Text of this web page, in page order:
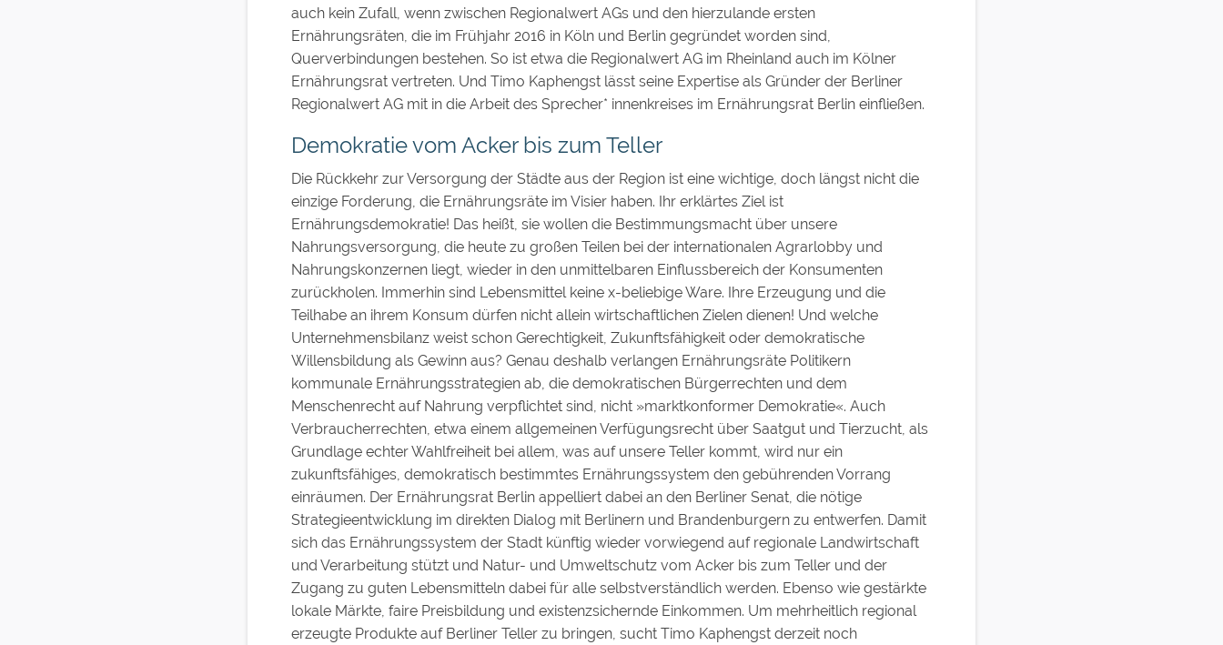
auch kein Zufall, wenn zwischen Regionalwert AGs und den hierzulande ersten
Ernährungsräten, die im Frühjahr 2016 in Köln und Berlin gegründet worden sind,
Querverbindungen bestehen. So ist etwa die Regionalwert AG im Rheinland auch im Kölner
Ernährungsrat vertreten. Und Timo Kaphengst lässt seine Expertise als Gründer der Berliner
Regionalwert AG mit in die Arbeit des Sprecher* innenkreises im Ernährungsrat Berlin einfließen.
Demokratie vom Acker bis zum Teller
Die Rückkehr zur Versorgung der Städte aus der Region ist eine wichtige, doch längst nicht die
einzige Forderung, die Ernährungsräte im Visier haben. Ihr erklärtes Ziel ist
Ernährungsdemokratie! Das heißt, sie wollen die Bestimmungsmacht über unsere
Nahrungsversorgung, die heute zu großen Teilen bei der internationalen Agrarlobby und
Nahrungskonzernen liegt, wieder in den unmittelbaren Einflussbereich der Konsumenten
zurückholen. Immerhin sind Lebensmittel keine x-beliebige Ware. Ihre Erzeugung und die
Teilhabe an ihrem Konsum dürfen nicht allein wirtschaftlichen Zielen dienen! Und welche
Unternehmensbilanz weist schon Gerechtigkeit, Zukunftsfähigkeit oder demokratische
Willensbildung als Gewinn aus? Genau deshalb verlangen Ernährungsräte Politikern
kommunale Ernährungsstrategien ab, die demokratischen Bürgerrechten und dem
Menschenrecht auf Nahrung verpflichtet sind, nicht »marktkonformer Demokratie«. Auch
Verbraucherrechten, etwa einem allgemeinen Verfügungsrecht über Saatgut und Tierzucht, als
Grundlage echter Wahlfreiheit bei allem, was auf unsere Teller kommt, wird nur ein
zukunftsfähiges, demokratisch bestimmtes Ernährungssystem den gebührenden Vorrang
einräumen. Der Ernährungsrat Berlin appelliert dabei an den Berliner Senat, die nötige
Strategieentwicklung im direkten Dialog mit Berlinern und Brandenburgern zu entwerfen. Damit
sich das Ernährungssystem der Stadt künftig wieder vorwiegend auf regionale Landwirtschaft
und Verarbeitung stützt und Natur- und Umweltschutz vom Acker bis zum Teller und der
Zugang zu guten Lebensmitteln dabei für alle selbstverständlich werden. Ebenso wie gestärkte
lokale Märkte, faire Preisbildung und existenzsichernde Einkommen. Um mehrheitlich regional
erzeugte Produkte auf Berliner Teller zu bringen, sucht Timo Kaphengst derzeit noch